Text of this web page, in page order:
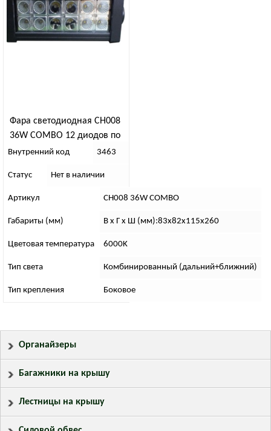
Фара светодиодная CH008
36W COMBO 12 диодов по
3W
Внутренний код 3463
Статус Нет в наличии
Артикул CH008 36W COMBO
Габариты (мм) В х Г х Ш (мм):83х82х115х260
Цветовая температура 6000K
Тип света Комбинированный (дальний+ближний)
Тип крепления Боковое
Органайзеры
Багажники на крышу
Лестницы на крышу